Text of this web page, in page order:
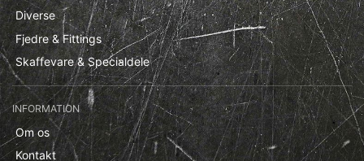
Diverse
Fjedre & Fittings
Skaffevare & Specialdele
INFORMATION
Om os
Kontakt